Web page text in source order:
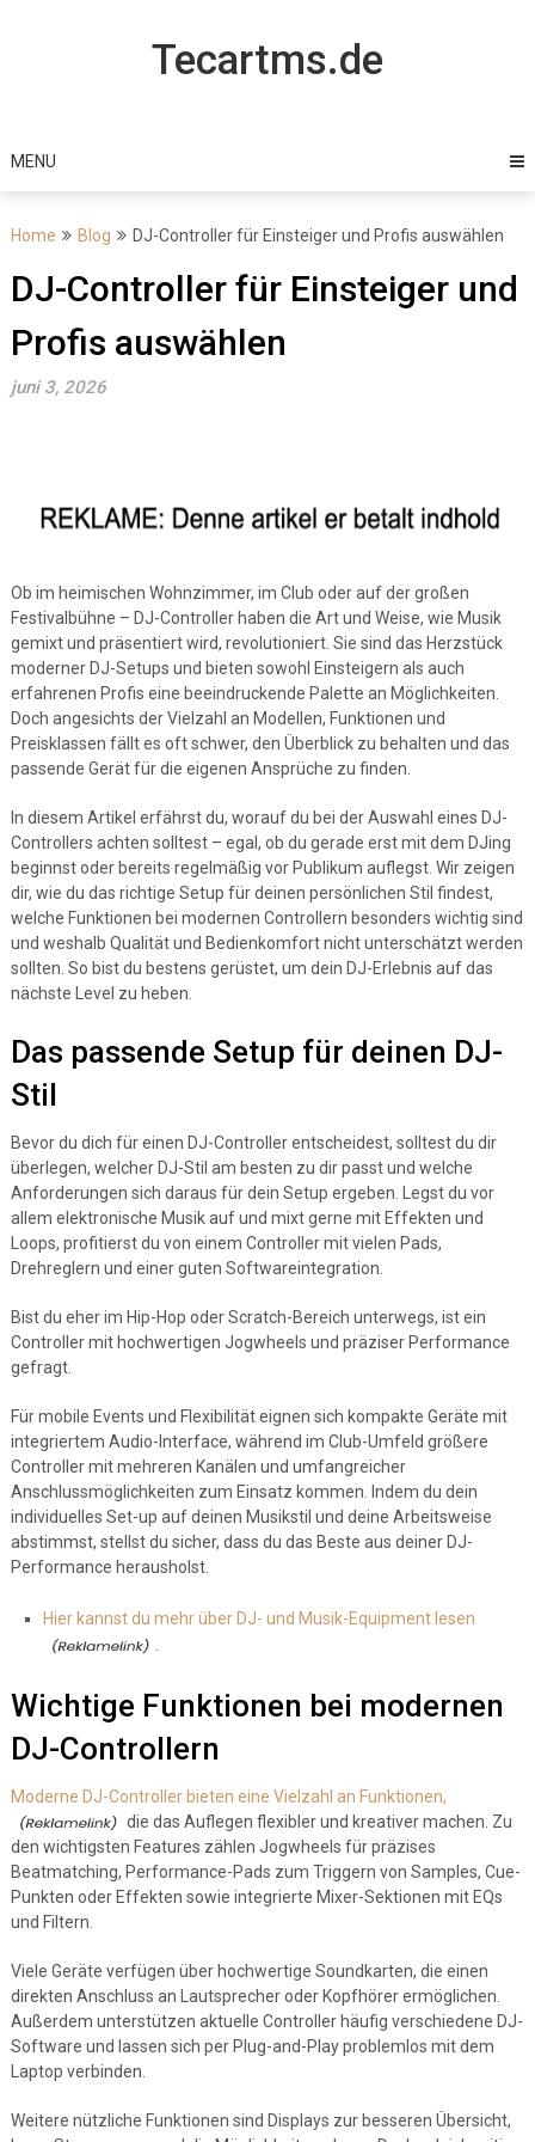
Tecartms.de
MENU
Home Blog DJ-Controller für Einsteiger und Profis auswählen
DJ-Controller für Einsteiger und
Profis auswählen
juni 3, 2026
Ob im heimischen Wohnzimmer, im Club oder auf der großen
Festivalbühne – DJ-Controller haben die Art und Weise, wie Musik
gemixt und präsentiert wird, revolutioniert. Sie sind das Herzstück
moderner DJ-Setups und bieten sowohl Einsteigern als auch
erfahrenen Profis eine beeindruckende Palette an Möglichkeiten.
Doch angesichts der Vielzahl an Modellen, Funktionen und
Preisklassen fällt es oft schwer, den Überblick zu behalten und das
passende Gerät für die eigenen Ansprüche zu finden.
In diesem Artikel erfährst du, worauf du bei der Auswahl eines DJ-
Controllers achten solltest – egal, ob du gerade erst mit dem DJing
beginnst oder bereits regelmäßig vor Publikum auflegst. Wir zeigen
dir, wie du das richtige Setup für deinen persönlichen Stil findest,
welche Funktionen bei modernen Controllern besonders wichtig sind
und weshalb Qualität und Bedienkomfort nicht unterschätzt werden
sollten. So bist du bestens gerüstet, um dein DJ-Erlebnis auf das
nächste Level zu heben.
Das passende Setup für deinen DJ-
Stil
Bevor du dich für einen DJ-Controller entscheidest, solltest du dir
überlegen, welcher DJ-Stil am besten zu dir passt und welche
Anforderungen sich daraus für dein Setup ergeben. Legst du vor
allem elektronische Musik auf und mixt gerne mit Effekten und
Loops, profitierst du von einem Controller mit vielen Pads,
Drehreglern und einer guten Softwareintegration.
Bist du eher im Hip-Hop oder Scratch-Bereich unterwegs, ist ein
Controller mit hochwertigen Jogwheels und präziser Performance
gefragt.
Für mobile Events und Flexibilität eignen sich kompakte Geräte mit
integriertem Audio-Interface, während im Club-Umfeld größere
Controller mit mehreren Kanälen und umfangreicher
Anschlussmöglichkeiten zum Einsatz kommen. Indem du dein
individuelles Set-up auf deinen Musikstil und deine Arbeitsweise
abstimmst, stellst du sicher, dass du das Beste aus deiner DJ-
Performance herausholst.
Hier kannst du mehr über DJ- und Musik-Equipment lesen
Wichtige Funktionen bei modernen
DJ-Controllern
Moderne DJ-Controller bieten eine Vielzahl an Funktionen,
die das Auflegen flexibler und kreativer machen. Zu
den wichtigsten Features zählen Jogwheels für präzises
Beatmatching, Performance-Pads zum Triggern von Samples, Cue-
Punkten oder Effekten sowie integrierte Mixer-Sektionen mit EQs
und Filtern.
Viele Geräte verfügen über hochwertige Soundkarten, die einen
direkten Anschluss an Lautsprecher oder Kopfhörer ermöglichen.
Außerdem unterstützen aktuelle Controller häufig verschiedene DJ-
Software und lassen sich per Plug-and-Play problemlos mit dem
Laptop verbinden.
Weitere nützliche Funktionen sind Displays zur besseren Übersicht,